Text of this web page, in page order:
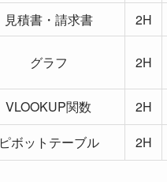
見積書・請求書
2H
グラフ 2H
VLOOKUP関数
2H
ピボットテーブル
2H